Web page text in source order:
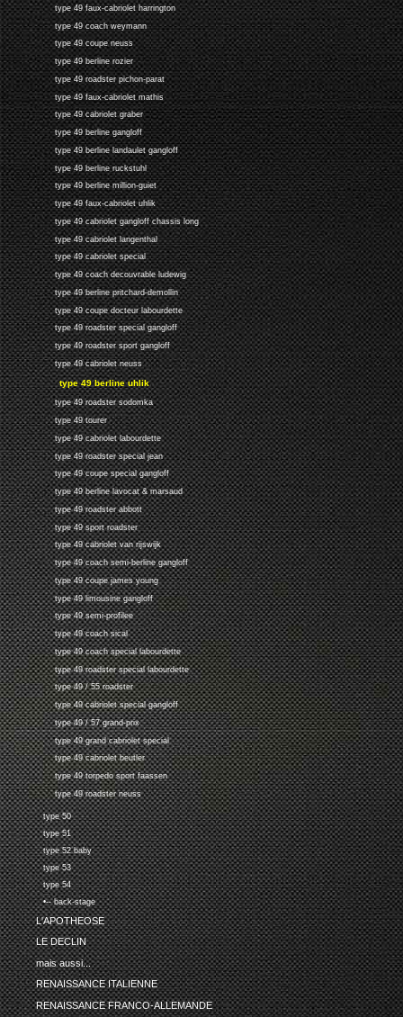
type 49 faux-cabriolet harrington
type 49 coach weymann
type 49 coupe neuss
type 49 berline rozier
type 49 roadster pichon-parat
type 49 faux-cabriolet mathis
type 49 cabriolet graber
type 49 berline gangloff
type 49 berline landaulet gangloff
type 49 berline ruckstuhl
type 49 berline million-guiet
type 49 faux-cabriolet uhlik
type 49 cabriolet gangloff chassis long
type 49 cabriolet langenthal
type 49 cabriolet special
type 49 coach decouvrable ludewig
type 49 berline pritchard-demollin
type 49 coupe docteur labourdette
type 49 roadster special gangloff
type 49 roadster sport gangloff
type 49 cabriolet neuss
type 49 berline uhlik
type 49 roadster sodomka
type 49 tourer
type 49 cabriolet labourdette
type 49 roadster special jean
type 49 coupe special gangloff
type 49 berline lavocat & marsaud
type 49 roadster abbott
type 49 sport roadster
type 49 cabriolet van rijswijk
type 49 coach semi-berline gangloff
type 49 coupe james young
type 49 limousine gangloff
type 49 semi-profilee
type 49 coach sical
type 49 coach special labourdette
type 49 roadster special labourdette
type 49 / 55 roadster
type 49 cabriolet special gangloff
type 49 / 57 grand-prix
type 49 grand cabriolet special
type 49 cabriolet beutler
type 49 torpedo sport faassen
type 49 roadster neuss
type 50
type 51
type 52 baby
type 53
type 54
•-- back-stage
L'APOTHEOSE
LE DECLIN
mais aussi...
RENAISSANCE ITALIENNE
RENAISSANCE FRANCO-ALLEMANDE